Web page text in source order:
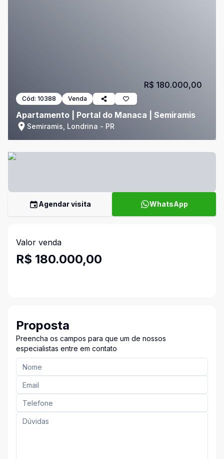
Cód: 10388 Venda
Apartamento | Portal do Manaca | Semiramis
Semiramis, Londrina - PR
R$ 180.000,00
Agendar visita WhatsApp
Valor venda
R$ 180.000,00
Proposta
Preencha os campos para que um de nossos
especialistas entre em contato